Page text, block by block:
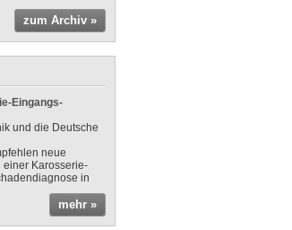
zum Archiv »
Eingangs-
und die Deutsche
neue
einer Karosserie-
in
mehr »